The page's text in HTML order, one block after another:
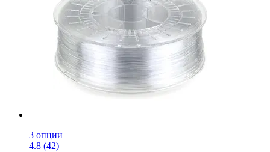
3 опции
4.8 (42)